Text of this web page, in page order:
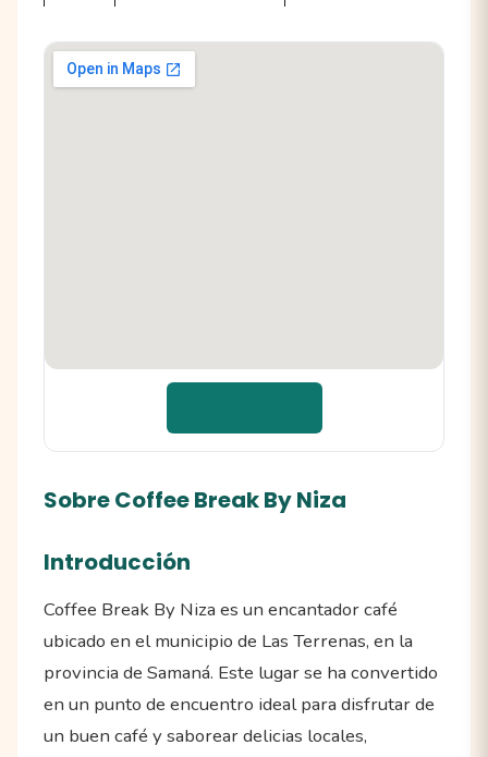
Sobre Coffee Break By Niza
Introducción
Coffee Break By Niza es un encantador café
ubicado en el municipio de Las Terrenas, en la
provincia de Samaná. Este lugar se ha convertido
en un punto de encuentro ideal para disfrutar de
un buen café y saborear delicias locales,